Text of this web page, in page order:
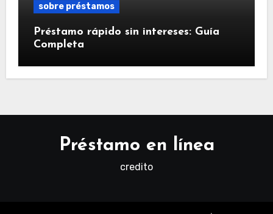
sobre préstamos
Préstamo rápido sin intereses: Guía
Completa
Préstamo en línea
credito